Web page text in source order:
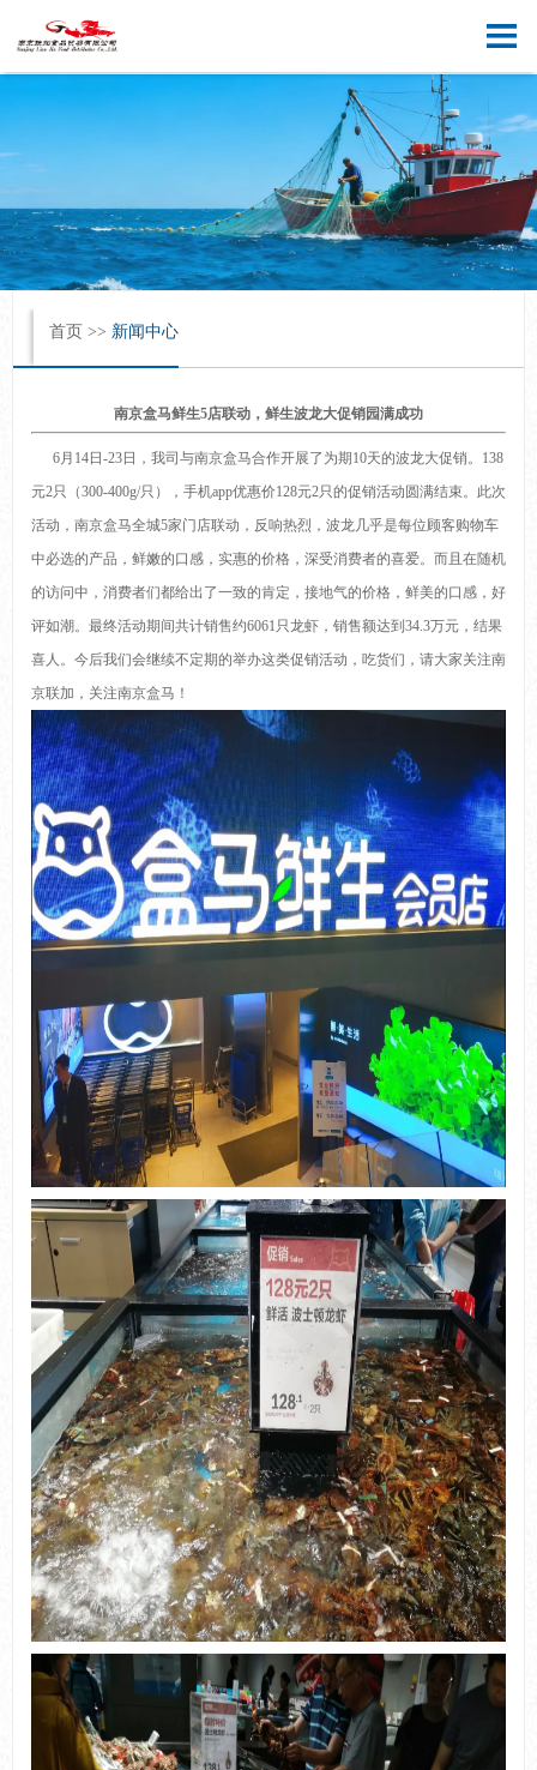
首页 >> 新闻中心
南京盒马鲜生5店联动，鲜生波龙大促销园满成功
6月14日-23日，我司与南京盒马合作开展了为期10天的波龙大促销。138
元2只（300-400g/只），手机app优惠价128元2只的促销活动圆满结束。此次
活动，南京盒马全城5家门店联动，反响热烈，波龙几乎是每位顾客购物车
中必选的产品，鲜嫩的口感，实惠的价格，深受消费者的喜爱。而且在随机
的访问中，消费者们都给出了一致的肯定，接地气的价格，鲜美的口感，好
评如潮。最终活动期间共计销售约6061只龙虾，销售额达到34.3万元，结果
喜人。今后我们会继续不定期的举办这类促销活动，吃货们，请大家关注南
京联加，关注南京盒马！